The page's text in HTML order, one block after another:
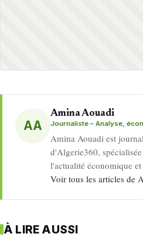
AA
Amina Aouadi
Journaliste – Analyse,
Amina Aouadi est
d'Algerie360,
l'actualité économique
Voir tous les articles de
À LIRE AUSSI